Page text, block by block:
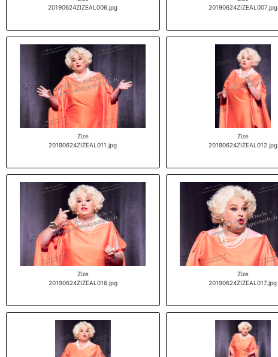
20190624ZIZEAL006.jpg
20190624ZIZEAL007.jpg
Zize
20190624ZIZEAL011.jpg
Zize
20190624ZIZEAL012.jpg
Zize
20190624ZIZEAL016.jpg
Zize
20190624ZIZEAL017.jpg